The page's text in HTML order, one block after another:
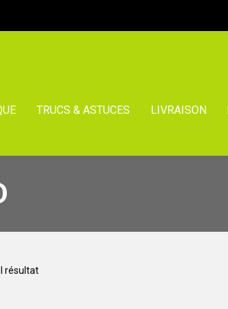
TRUCS & ASTUCES LIVRAISON
résultat